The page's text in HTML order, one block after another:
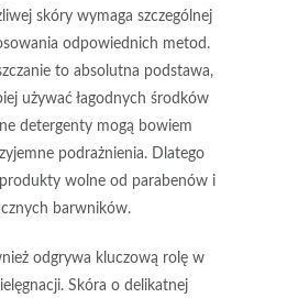
skórywymaga szczególnej
odpowiednich metod.
to absolutna podstawa,
używać łagodnych środków
detergenty mogą bowiem
podrażnienia. Dlatego
wolne od parabenów i
barwników.
odgrywa kluczową rolę w
Skóra o delikatnej